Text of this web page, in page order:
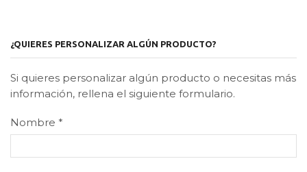
¿QUIERES PERSONALIZAR ALGÚN PRODUCTO?
Si quieres personalizar algún producto o necesitas más
información, rellena el siguiente formulario.
Nombre *